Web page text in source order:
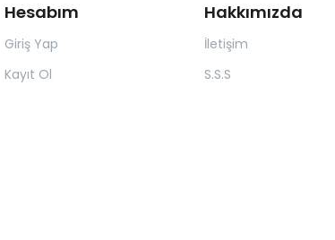
Hesabım
Giriş Yap
Kayıt Ol
Hakkımızda
İletişim
S.S.S